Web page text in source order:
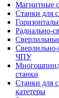
Магнитные
Станки для
Радиально-
Сверлильно-
ЧПУ
станки
Станки для
катетеры